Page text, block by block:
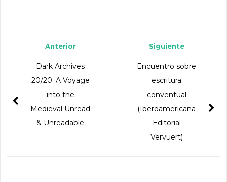
Siguiente
Encuentro sobre
escritura
conventual
(Iberoamericana
Editorial
Vervuert)
Anterior
Dark Archives
20/20: A Voyage
into the
Medieval Unread
& Unreadable